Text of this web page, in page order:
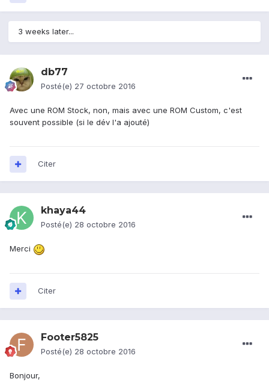
3 weeks later...
db77
Posté(e) 27 octobre 2016
Avec une ROM Stock, non, mais avec une ROM Custom, c'est
souvent possible (si le dév l'a ajouté)
Citer
khaya44
Posté(e) 28 octobre 2016
Merci
Citer
Footer5825
Posté(e) 28 octobre 2016
Bonjour,